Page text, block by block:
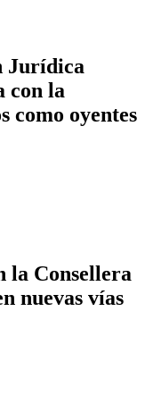
Jurídica
con la
como oyentes
la Consellera
nuevas vías